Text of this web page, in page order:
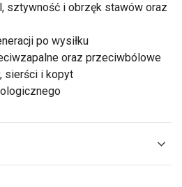
sztywność i obrzęk stawów oraz
po wysiłku
oraz przeciwbólowe
sierści i kopyt